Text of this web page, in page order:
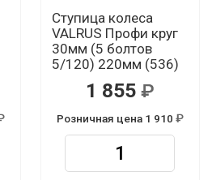
Ступица колеса
VALRUS Профи круг
30мм (5 болтов
5/120) 220мм (536)
1 855
Розничная цена 1 910